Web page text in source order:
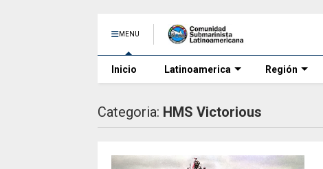
MENU
Inicio Latinoamerica Región
Categoria: HMS Victorious